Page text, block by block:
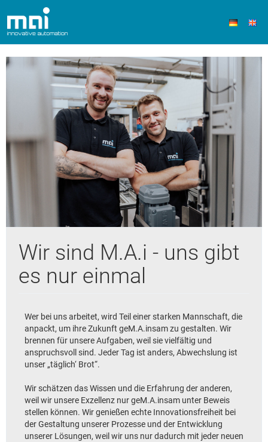
Wir sind M.A.i - uns gibt
es nur einmal
Wer bei uns arbeitet, wird Teil einer starken Mannschaft, die
anpackt, um ihre Zukunft geM.A.insam zu gestalten. Wir
brennen für unsere Aufgaben, weil sie vielfältig und
anspruchsvoll sind. Jeder Tag ist anders, Abwechslung ist
unser „täglich‘ Brot“.
Wir schätzen das Wissen und die Erfahrung der anderen,
weil wir unsere Exzellenz nur geM.A.insam unter Beweis
stellen können. Wir genießen echte Innovationsfreiheit bei
der Gestaltung unserer Prozesse und der Entwicklung
unserer Lösungen, weil wir uns nur dadurch mit jeder neuen